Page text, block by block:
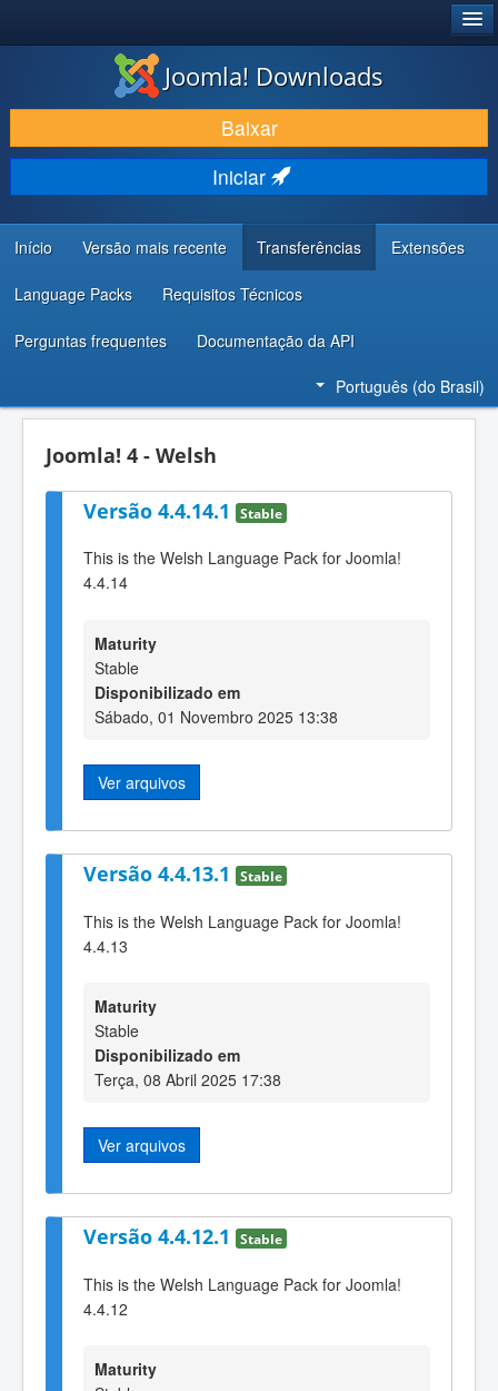
BAIXAR E APRIMORAR
DESCUBRA & APRENDA
COMUNIDADE & SUPORTE
RECURSOS PARA DESENVOLVEDORES
Joomla! Downloads
Baixar
Iniciar
Início Versão mais recente Transferências Extensões
Language Packs Requisitos Técnicos
Perguntas frequentes Documentação da API
Português (do Brasil)
Joomla! 4 - Welsh
Versão 4.4.14.1 Stable
This is the Welsh Language Pack for Joomla!
4.4.14
Maturity
Stable
Disponibilizado em
Sábado, 01 Novembro 2025 13:38
Ver arquivos
Versão 4.4.13.1 Stable
This is the Welsh Language Pack for Joomla!
4.4.13
Maturity
Stable
Disponibilizado em
Terça, 08 Abril 2025 17:38
Ver arquivos
Versão 4.4.12.1 Stable
This is the Welsh Language Pack for Joomla!
4.4.12
Maturity